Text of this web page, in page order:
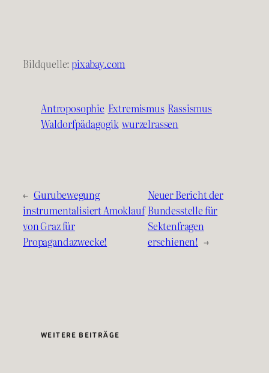
Bildquelle:pixabay.com
Antroposophie Extremismus Rassismus
Waldorfpädagogik wurzelrassen
← Gurubewegung
instrumentalisiert Amoklauf
von Graz für
Propagandazwecke!
Neuer Bericht der
Bundesstelle für
Sektenfragen
erschienen! →
WEITERE BEITRÄGE